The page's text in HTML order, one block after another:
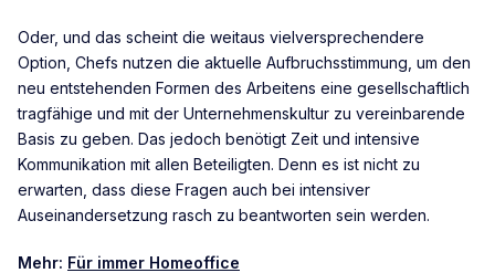
Oder, und das scheint die weitaus vielversprechendere
Option, Chefs nutzen die aktuelle Aufbruchsstimmung, um den
neu entstehenden Formen des Arbeitens eine gesellschaftlich
tragfähige und mit der Unternehmenskultur zu vereinbarende
Basis zu geben. Das jedoch benötigt Zeit und intensive
Kommunikation mit allen Beteiligten. Denn es ist nicht zu
erwarten, dass diese Fragen auch bei intensiver
Auseinandersetzung rasch zu beantworten sein werden.
Mehr: Für immer Homeoffice